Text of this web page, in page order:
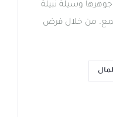
وسيلة نبيلة
من خلال فرض